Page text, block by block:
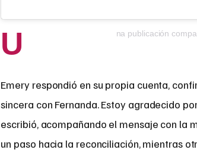
U na publicación
Emery respondió en su propia cuenta,
sincera con Fernanda. Estoy agradecido
escribió, acompañando el mensaje con la
un paso hacia la reconciliación, mientras